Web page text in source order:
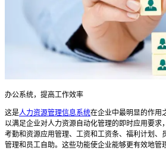
办公系统，提高工作效率
这是人力资源管理信息系统在企业中最明显的作用
以满足企业对人力资源自动化管理的即时应用要求
考勤和资源应用管理、工资和工资条、福利计划、
管理和员工自助。这些功能使企业能够更有效地管